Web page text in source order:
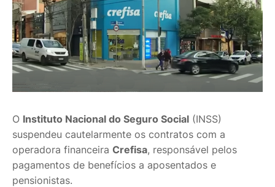
O Instituto Nacional do Seguro Social (INSS)
suspendeu cautelarmente os contratos com a
operadora financeira Crefisa, responsável pelos
pagamentos de benefícios a aposentados e
pensionistas.